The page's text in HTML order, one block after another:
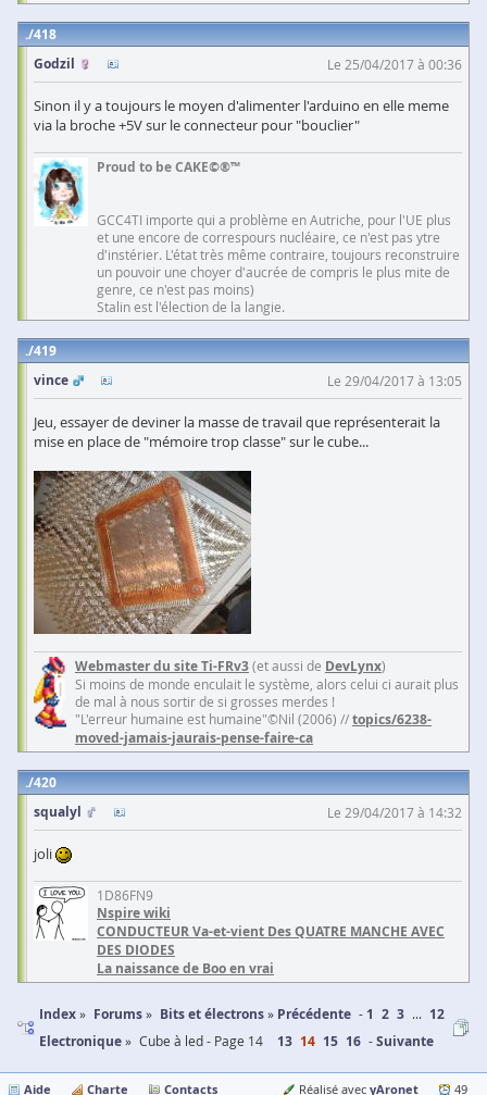
418
Godzil
Le 25/04/2017 à 00:36
Sinon il y a toujours le moyen d'alimenter l'arduino en elle meme
via la broche +5V sur le connecteur pour "bouclier"
Proud to be CAKE©®™
GCC4TI importe qui a problème en Autriche, pour l'UE plus
et une encore de correspours nucléaire, ce n'est pas ytre
d'instérier. L'état très même contraire, toujours reconstruire
un pouvoir une choyer d'aucrée de compris le plus mite de
genre, ce n'est pas moins)
Stalin est l'élection de la langie.
419
vince
Le 29/04/2017 à 13:05
Jeu, essayer de deviner la masse de travail que représenterait la
mise en place de "mémoire trop classe" sur le cube...
Webmaster du site Ti-FRv3(et aussi de DevLynx)
Si moins de monde enculait le système, alors celui ci aurait plus
de mal à nous sortir de si grosses merdes !
"L'erreur humaine est humaine"©Nil (2006) //topics/6238-
moved-jamais-jaurais-pense-faire-ca
420
squalyl
Le 29/04/2017 à 14:32
joli
1D86FN9
Nspire wiki
CONDUCTEUR Va-et-vient Des QUATRE MANCHE AVEC
DES DIODES
La naissance de Boo en vrai
Index Forums
Bits et électrons
Electronique
Cube à led - Page 14
Précédente 1 2 3 ... 12
13 14 15 16 Suivante
Aide Charte Contacts Réalisé avec yAronet 49